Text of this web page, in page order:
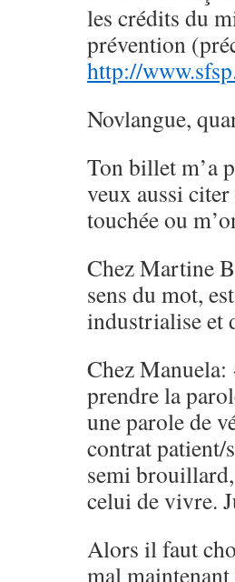
les crédits du
prévention
http://
Novlangue,
Ton billet m’a
veux aussi
touchée ou
Chez Martine
sens du mot,
industrialise et
Chez
prendre la
une parole de
contrat patient/
semi
celui de vivre.
Alors il faut
mal